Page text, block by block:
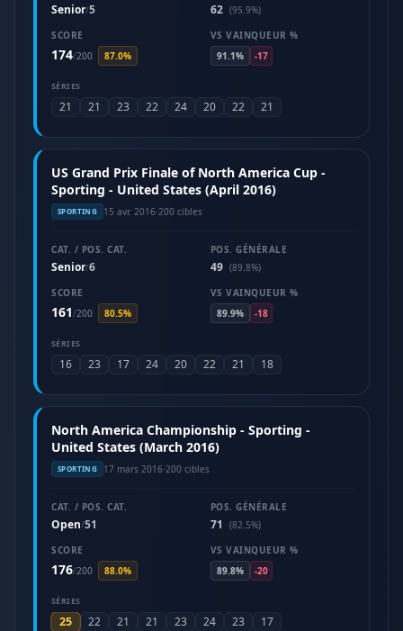
Senior/5 62 (95.9%)
SCORE
174/200 87.0%
VS VAINQUEUR %
91.1%
-17
SÉRIES
21 21 23 22 24 20 22 21
US Grand Prix Finale of North America Cup -
Sporting - United States (April 2016)
SPORTING 15 avr. 2016·200 cibles
CAT. / POS. CAT.
Senior/6
POS. GÉNÉRALE
49 (89.8%)
SCORE
161/200 80.5%
VS VAINQUEUR %
89.9%
-18
SÉRIES
16 23 17 24 20 22 21 18
North America Championship - Sporting -
United States (March 2016)
SPORTING 17 mars 2016·200 cibles
CAT. / POS. CAT.
Open/51
POS. GÉNÉRALE
71
(82.5%)
SCORE
176/200 88.0%
VS VAINQUEUR %
89.8%
-20
SÉRIES
25 22 21 21 23 24 23 17